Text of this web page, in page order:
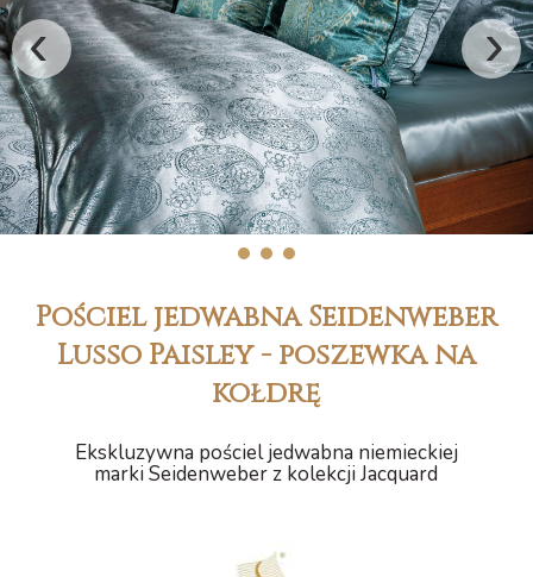
‹ ›
1 2 3
Pościel jedwabna Seidenweber
Lusso Paisley - poszewka na
kołdrę
Ekskluzywna pościel jedwabna niemieckiej
marki Seidenweber z kolekcji Jacquard